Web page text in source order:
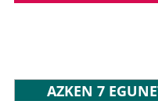
AZKEN 7